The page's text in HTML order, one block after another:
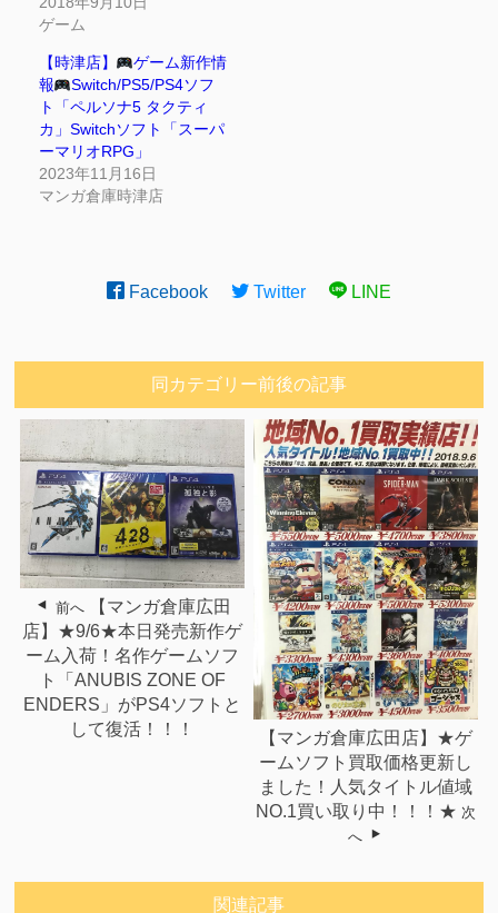
ゲーム
【時津店】
ゲーム新作情
報
Switch/PS5/PS4ソフ
ト「ペルソナ5 タクティ
カ」Switchソフト「スーパ
ーマリオRPG」
2023年11月16日
マンガ倉庫時津店
Facebook Twitter LINE
同カテゴリー前後の記事
前へ
【マンガ倉庫広田
店】★9/6★本日発売新作ゲ
ーム入荷！名作ゲームソフ
ト「ANUBIS ZONE OF
ENDERS」がPS4ソフトと
して復活！！！
【マンガ倉庫広田店】★ゲ
ームソフト買取価格更新し
ました！人気タイトル値域
NO.1買い取り中！！！★ 次
へ
関連記事